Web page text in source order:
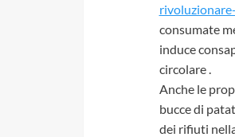
consumate
induce
circolare .
Anche le
bucce di
dei rifiuti